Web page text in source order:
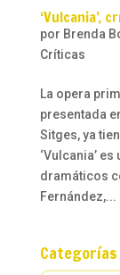
‘Vulcania’,
por Brenda
Críticas
La opera
presentada
Sitges, ya
‘Vulcania’
dramáticos
Fernández,...
Categorías